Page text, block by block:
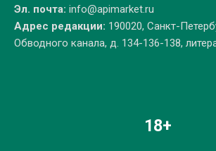
Эл. почта: info@apimarket.ru
Адрес редакции: 190020, Санкт-
Обводного канала, д. 134-136-138,
18+